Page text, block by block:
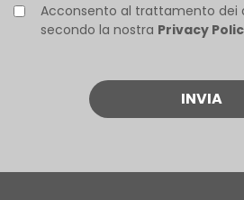
Acconsento al trattamento dei
secondo la nostra Privacy